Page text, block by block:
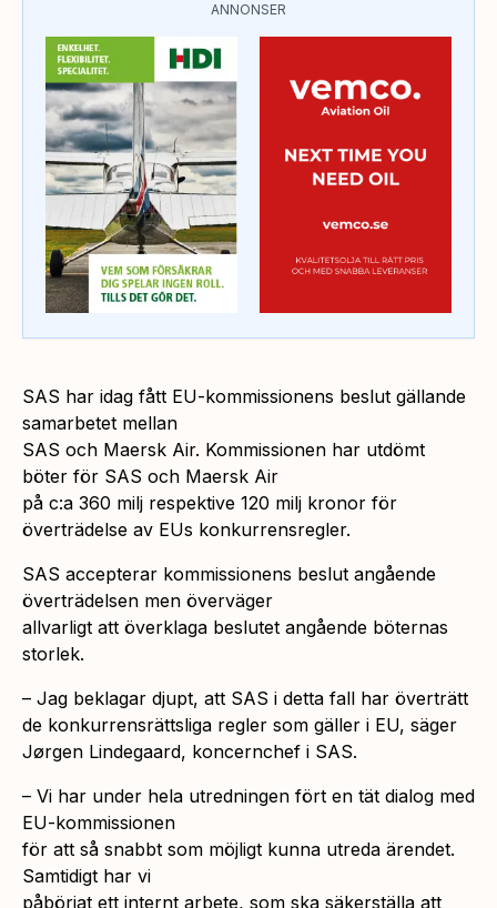
ANNONSER
SAS har idag fått EU-kommissionens beslut gällande
samarbetet mellan
SAS och Maersk Air. Kommissionen har utdömt
böter för SAS och Maersk Air
på c:a 360 milj respektive 120 milj kronor för
överträdelse av EUs konkurrensregler.
SAS accepterar kommissionens beslut angående
överträdelsen men överväger
allvarligt att överklaga beslutet angående böternas
storlek.
– Jag beklagar djupt, att SAS i detta fall har överträtt
de konkurrensrättsliga regler som gäller i EU, säger
Jørgen Lindegaard, koncernchef i SAS.
– Vi har under hela utredningen fört en tät dialog med
EU-kommissionen
för att så snabbt som möjligt kunna utreda ärendet.
Samtidigt har vi
påbörjat ett internt arbete, som ska säkerställa att